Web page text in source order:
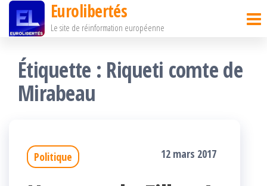
Passer
contenu
Eurolibertés
Le site de réinformation européenne
Étiquette : Riqueti comte de
Mirabeau
Politique 12 mars 2017